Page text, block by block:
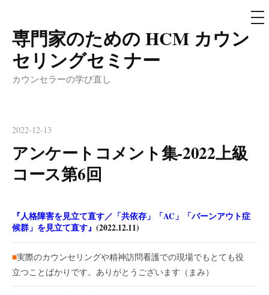
コ
ン
テ
ン
ス
キ
ッ
プ
専門家のための HCM カウン
セリングセミナー
カウンセラーの学び直し
メ
ニ
2022-12-13
アンケートコメント集-2022上級
コース第6回
『人格障害を見立て直す／「共依存」「AC」「バーンアウト症
候群」を見立て直す』 (2022.12.11)
■実際のカウンセリングや精神訪問看護での現場でもとても役
立つことばかりです。ありがとうございます（まみ）